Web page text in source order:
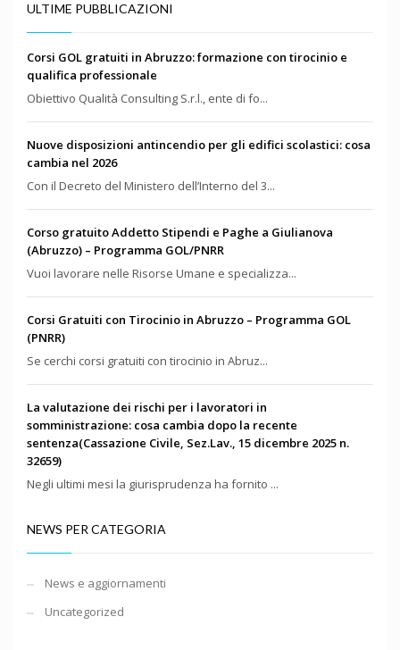
ULTIME PUBBLICAZIONI
Corsi GOL gratuiti in Abruzzo: formazione con tirocinio e
qualifica professionale
Obiettivo Qualità Consulting S.r.l., ente di fo...
Nuove disposizioni antincendio per gli edifici scolastici: cosa
cambia nel 2026
Con il Decreto del Ministero dell’Interno del 3...
Corso gratuito Addetto Stipendi e Paghe a Giulianova
(Abruzzo) – Programma GOL/PNRR
Vuoi lavorare nelle Risorse Umane e specializza...
Corsi Gratuiti con Tirocinio in Abruzzo – Programma GOL
(PNRR)
Se cerchi corsi gratuiti con tirocinio in Abruz...
La valutazione dei rischi per i lavoratori in
somministrazione: cosa cambia dopo la recente
sentenza(Cassazione Civile, Sez.Lav., 15 dicembre 2025 n.
32659)
Negli ultimi mesi la giurisprudenza ha fornito ...
NEWS PER CATEGORIA
News e aggiornamenti
Uncategorized